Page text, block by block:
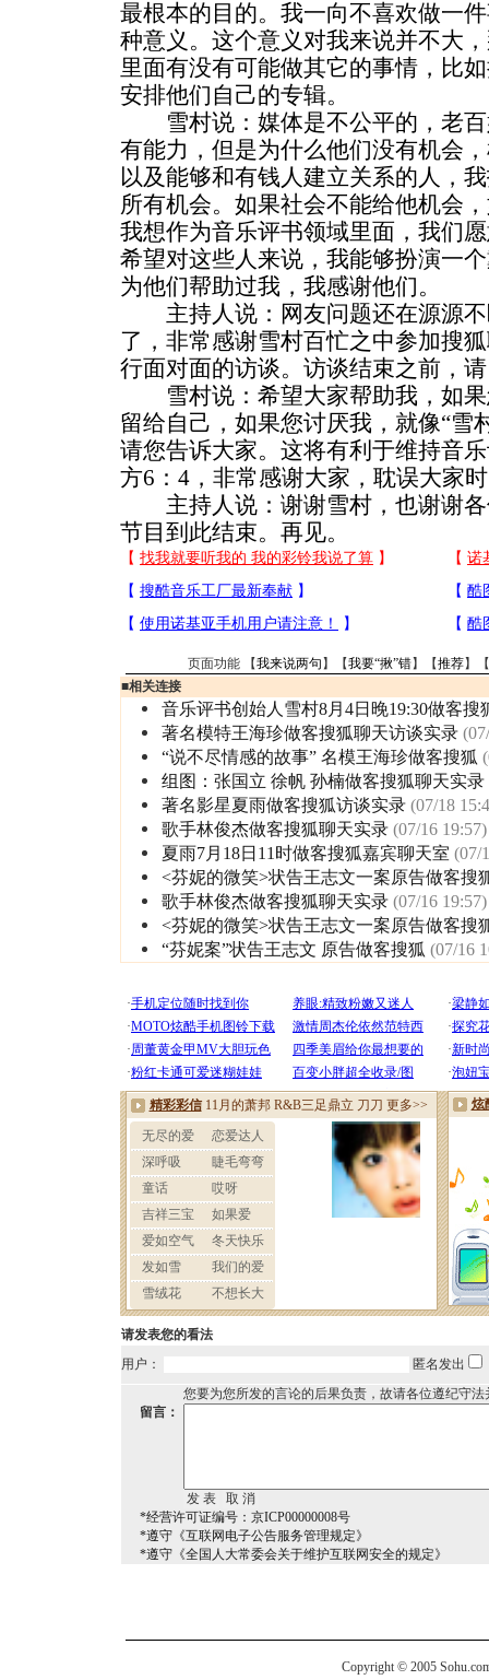
最根本的目的。我一向不喜欢做一
种意义。这个意义对我来说并不大
里面有没有可能做其它的事情，比
安排他们自己的专辑。
雪村说：媒体是不公平的，老百
有能力，但是为什么他们没有机会
以及能够和有钱人建立关系的人，
所有机会。如果社会不能给他机会
我想作为音乐评书领域里面，我们
希望对这些人来说，我能够扮演一
为他们帮助过我，我感谢他们。
主持人说：网友问题还在源源不
了，非常感谢雪村百忙之中参加搜
行面对面的访谈。访谈结束之前，
雪村说：希望大家帮助我，如果
留给自己，如果您讨厌我，就像“雪
请您告诉大家。这将有利于维持音
方6：4，非常感谢大家，耽误大家
主持人说：谢谢雪村，也谢谢各
节目到此结束。再见。
页面功能 【我来说两句 】【我要“揪”错】【推荐】
■相关连接
音乐评书创始人雪村8月4日晚19:30做客搜
著名模特王海珍做客搜狐聊天访谈实录
“说不尽情感的故事” 名模王海珍做客搜狐
组图：张国立 徐帆 孙楠做客搜狐聊天实录
著名影星夏雨做客搜狐访谈实录 (07/18
歌手林俊杰做客搜狐聊天实录 (07/16 19:57)
夏雨7月18日11时做客搜狐嘉宾聊天室 (07/
<芬妮的微笑>状告王志文一案原告做客搜
歌手林俊杰做客搜狐聊天实录 (07/16 19:57)
<芬妮的微笑>状告王志文一案原告做客搜
“芬妮案”状告王志文 原告做客搜狐 (07/16
请发表您的看法
用户：
匿名发出
您要为您所发的言论的后果负责，故请各位遵纪守
留言：
*经营许可证编号：京ICP00000008号
*遵守《互联网电子公告服务管理规定》
*遵守《全国人大常委会关于维护互联网安全的规定》
Copyright © 2005